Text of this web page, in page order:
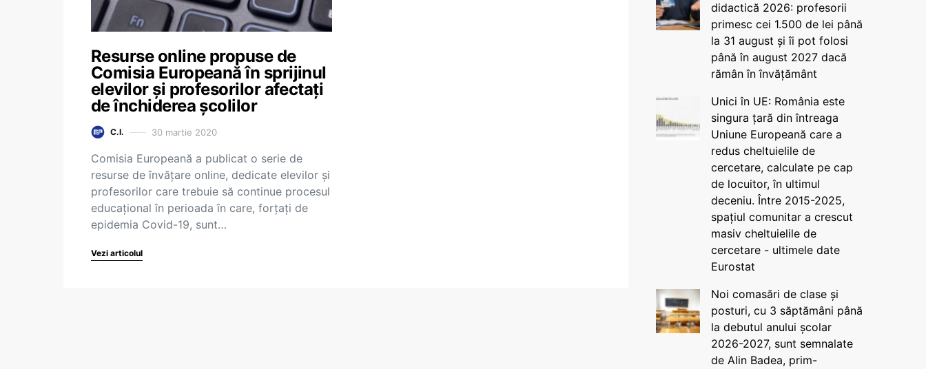
Resurse online propuse de
Comisia Europeană în sprijinul
elevilor și profesorilor afectați
de închiderea școlilor
C.I. 30 martie 2020
Comisia Europeană a publicat o serie de
resurse de învățare online, dedicate elevilor și
profesorilor care trebuie să continue procesul
educațional în perioada în care, forțați de
epidemia Covid-19, sunt…
Vezi articolul
didactică 2026: profesorii
primesc cei 1.500 de lei până
la 31 august și îi pot folosi
până în august 2027 dacă
rămân în învățământ
Unici în UE: România este
singura țară din întreaga
Uniune Europeană care a
redus cheltuielile de
cercetare, calculate pe cap
de locuitor, în ultimul
deceniu. Între 2015-2025,
spațiul comunitar a crescut
masiv cheltuielile de
cercetare - ultimele date
Eurostat
Noi comasări de clase și
posturi, cu 3 săptămâni până
la debutul anului școlar
2026-2027, sunt semnalate
de Alin Badea, prim-